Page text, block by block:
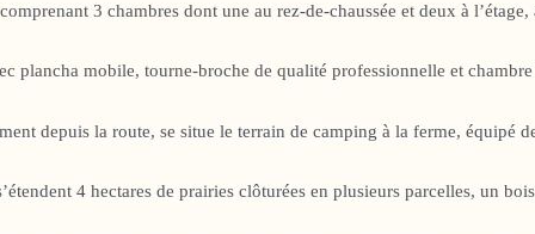
3 chambres dont une au rez-de-chaussée et deux à
plancha mobile, tourne-broche de qualité professionnelle et
depuis la route, se situe le terrain de camping à la ferme, équipé
4 hectares de prairies clôturées en plusieurs parcelles, un